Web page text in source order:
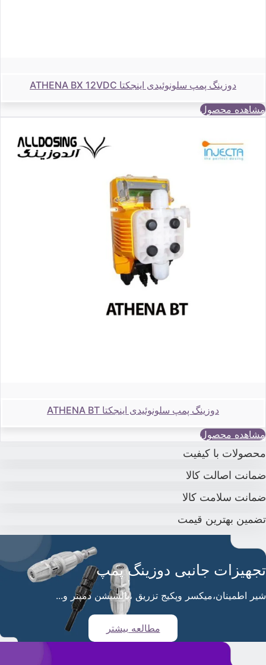
دوزینگ پمپ سلونوئیدی اینجکتا ATHENA BX 12VDC
مشاهده محصول
دوزینگ پمپ سلونوئیدی اینجکتا ATHENA BT
مشاهده محصول
محصولات با کیفیت
ضمانت اصالت کالا
ضمانت سلامت کالا
تضمین بهترین قیمت
تجهیزات جانبی دوزینگ پمپ
شیر اطمینان،میکسر وپکیج تزریق ،پالسیشن دمپنر و...
مطالعه بیشتر